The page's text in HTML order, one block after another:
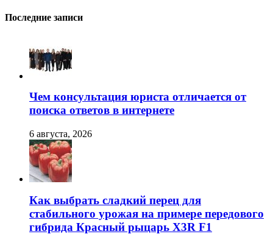
Последние записи
Чем консультация юриста отличается от
поиска ответов в интернете
6 августа, 2026
Как выбрать сладкий перец для
стабильного урожая на примере передового
гибрида Красный рыцарь X3R F1